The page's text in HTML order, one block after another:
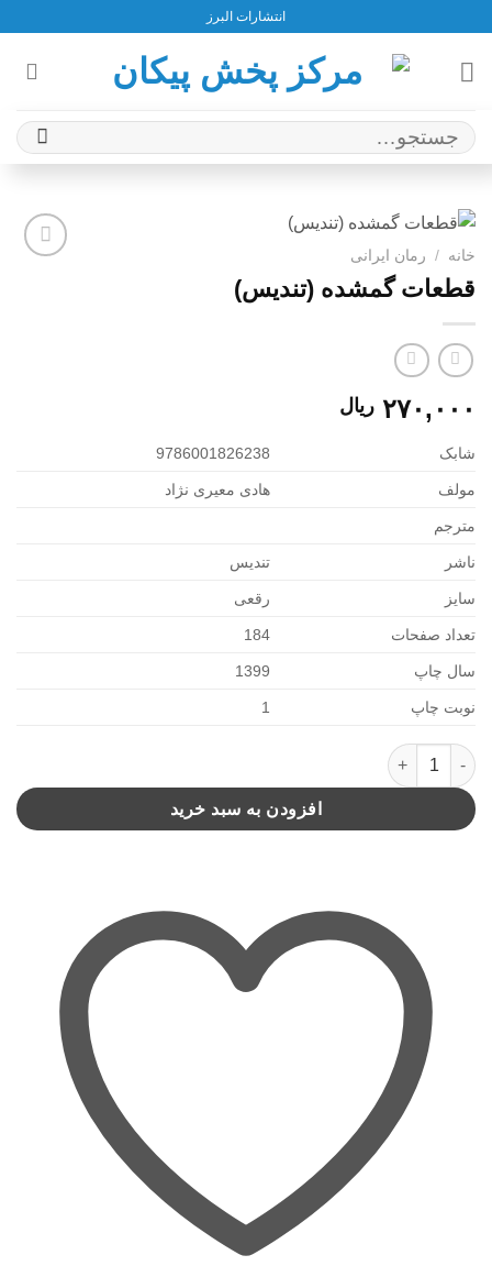
content
انتشارات البرز
جستجو
برای:
خانه / رمان ایرانی
قطعات گمشده (تندیس)
۲۷۰,۰۰۰ ریال
شابک 9786001826238
مولف هادی معیری نژاد
مترجم
ناشر تندیس
سایز رقعی
تعداد صفحات 184
سال چاپ 1399
نوبت چاپ 1
قطعات گمشده (تندیس) عدد
افزودن به سبد خرید